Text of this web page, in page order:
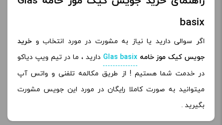
basix
اگر سوالی دارید یا نیاز به مشورت در مورد انتخاب و خرید
جویس کیک موز خامهGlas basix دارید ، ما در تیم ویپ دیاکو
در خدمت شما هستیم ! از طریق مکالمه تلفنی و واتس آپ
میتوانید به صورت کاملا رایگان در مورد این جویس مشورت
بگیرید .